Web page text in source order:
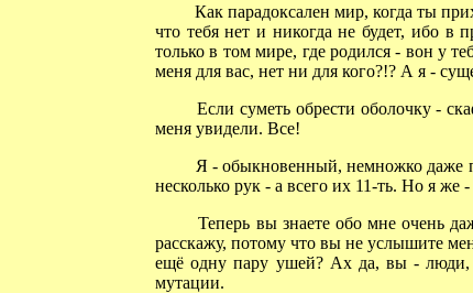
Как парадоксален мир, когда ты
что тебя нет и никогда не будет, ибо в
только в том мире, где родился - вон у
меня для вас, нет ни для кого?!? А я -
Если суметь обрести оболочку -
меня увидели. Все!
Я - обыкновенный, немножко даже
несколько рук - а всего их 11-ть. Но я
Теперь вы знаете обо мне очень
расскажу, потому что вы не услышите
ещё одну пару ушей? Ах да, вы - люди,
мутации.